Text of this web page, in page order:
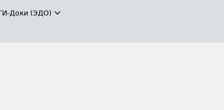
Доки (ЭДО)